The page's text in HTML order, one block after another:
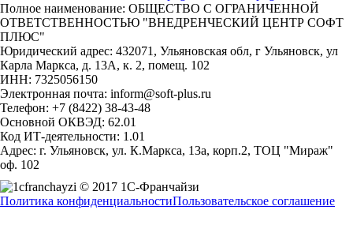
Полное наименование: ОБЩЕСТВО С ОГРАНИЧЕННОЙ
ОТВЕТСТВЕННОСТЬЮ "ВНЕДРЕНЧЕСКИЙ ЦЕНТР СОФТ
ПЛЮС"
Юридический адрес: 432071, Ульяновская обл, г Ульяновск, ул
Карла Маркса, д. 13А, к. 2, помещ. 102
ИНН: 7325056150
Электронная почта: inform@soft-plus.ru
Телефон: +7 (8422) 38-43-48
Основной ОКВЭД: 62.01
Код ИТ-деятельности: 1.01
Адрес: г. Ульяновск, ул. К.Маркса, 13а, корп.2, ТОЦ "Мираж"
оф. 102
© 2017 1С-Франчайзи
Политика конфиденциальностиПользовательское соглашение